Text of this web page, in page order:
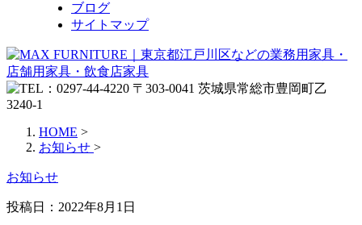
ブログ
サイトマップ
HOME >
お知らせ >
お知らせ
投稿日： 2022年8月1日